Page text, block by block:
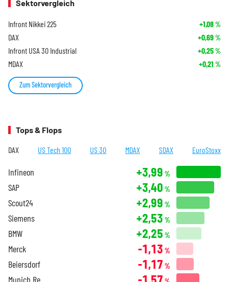
Sektorvergleich
Infront Nikkei 225 +1,08%
DAX +0,69%
Infront USA 30 Industrial +0,25%
MDAX +0,21 %
Zum Sektorvergleich
Tops & Flops
DAX US Tech 100 US 30 MDAX SDAX EuroStoxx
Infineon +3,99 %
SAP +3,40 %
Scout24 +2,99 %
Siemens +2,53 %
BMW +2,25 %
Merck -1,13 %
Beiersdorf -1,17 %
Munich Re